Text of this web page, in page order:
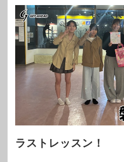
ラストレッスン！